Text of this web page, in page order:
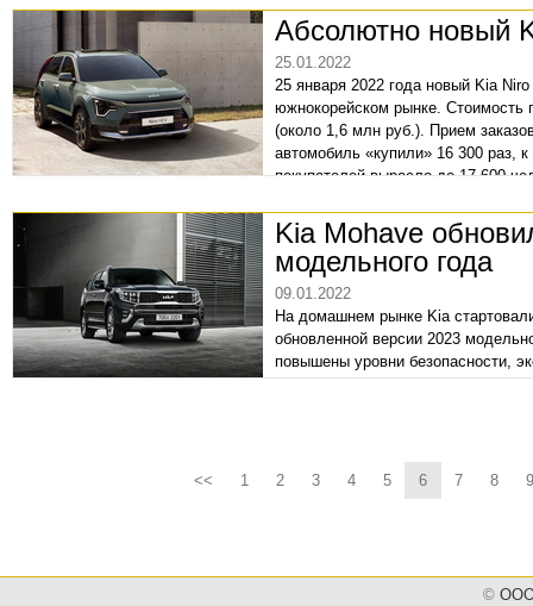
Абсолютно новый
25.01.2022
25 января 2022 года новый Kia
южнокорейском рынке. Стоимость
(около 1,6 млн руб.). Прием
автомобиль «купили» 16 300 раз,
покупателей выросло до 17 600
Kia Mohave
модельного года
09.01.2022
На домашнем рынке Kia
обновленной версии 2023
повышены уровни безопасности,
<< 1 2 3 4 5 6 7 8 9
© ООО